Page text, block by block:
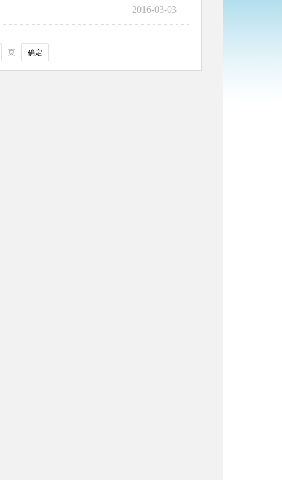
2016-03-03
页 确定